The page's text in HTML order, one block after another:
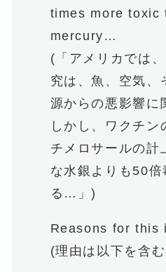
times more toxic
mercury…
(「アメリカでは
究は、魚、空気、
源からの悪影響に
しかし、ワクチン
チメロサールの計
な水銀よりも50倍
る…」)
Reasons for this
(理由は以下を含